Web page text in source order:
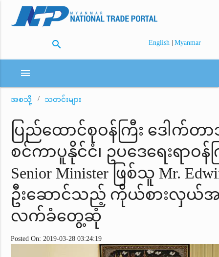
search English | Myanmar
menu
အစသို့ သတင်းများ
ပြည်ထောင်စုဝန်ကြီး ဒေါက်တ
စင်ကာပူနိုင်ငံ၊ ဥပဒေရေးရာဝန်
Senior Minister ဖြစ်သူ Mr.
ဦးဆောင်သည့် ကိုယ်စားလှယ်အ
လက်ခံတွေ့ဆုံ
Posted On: 2019-03-28 03:24:19